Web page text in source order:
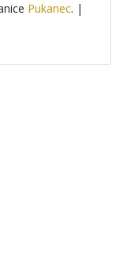
Pukanec. |